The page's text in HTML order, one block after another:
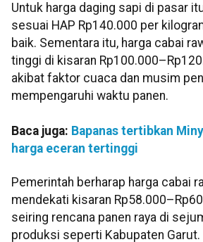
Untuk harga daging sapi di pasar
sesuai HAP Rp140.000 per
baik. Sementara itu, harga cabai
tinggi di kisaran
akibat faktor cuaca dan musim
mempengaruhi waktu panen.
Baca juga: Bapanas tertibkan
harga eceran tertinggi
Pemerintah berharap harga cabai
mendekati kisaran
seiring rencana panen raya di
produksi seperti Kabupaten Garut.